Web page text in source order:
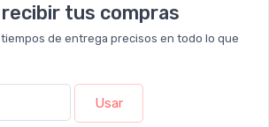
recibir tus compras
de entrega precisos en todo lo que
Usar